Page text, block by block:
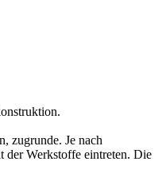
zugrunde. Je nach
der Werkstoffe eintreten. Die